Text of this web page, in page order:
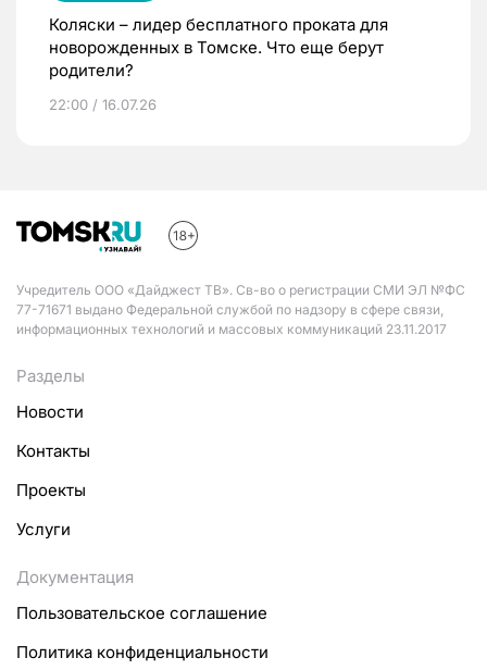
Коляски – лидер бесплатного проката для
новорожденных в Томске. Что еще берут
родители?
22:00 / 16.07.26
Учредитель ООО «Дайджест ТВ». Св-во о регистрации СМИ ЭЛ №ФС
77-71671 выдано Федеральной службой по надзору в сфере связи,
информационных технологий и массовых коммуникаций 23.11.2017
Разделы
Новости
Контакты
Проекты
Услуги
Документация
Пользовательское соглашение
Политика конфиденциальности